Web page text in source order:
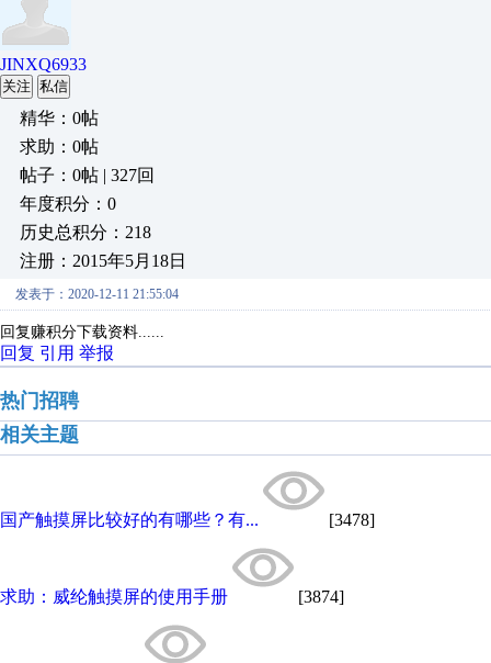
JINXQ6933
关注 私信
精华：0帖
求助：0帖
帖子：0帖 | 327回
年度积分：0
历史总积分：218
注册：2015年5月18日
发表于：2020-12-11 21:55:04
回复赚积分下载资料......
回复 引用 举报
热门招聘
相关主题
国产触摸屏比较好的有哪些？有... [3478]
求助：威纶触摸屏的使用手册 [3874]